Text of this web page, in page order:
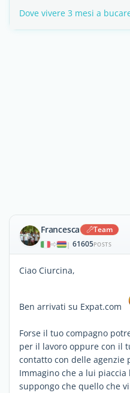
Dove vivere 3 mesi a
Francesca Team
| 61605POSTS
Ciao Ciurcina,
Ben arrivati su Expat.com
Forse il tuo compagno
per il lavoro oppure con il
contatto con delle agenzie
Immagino che a lui
suppongo che quello che